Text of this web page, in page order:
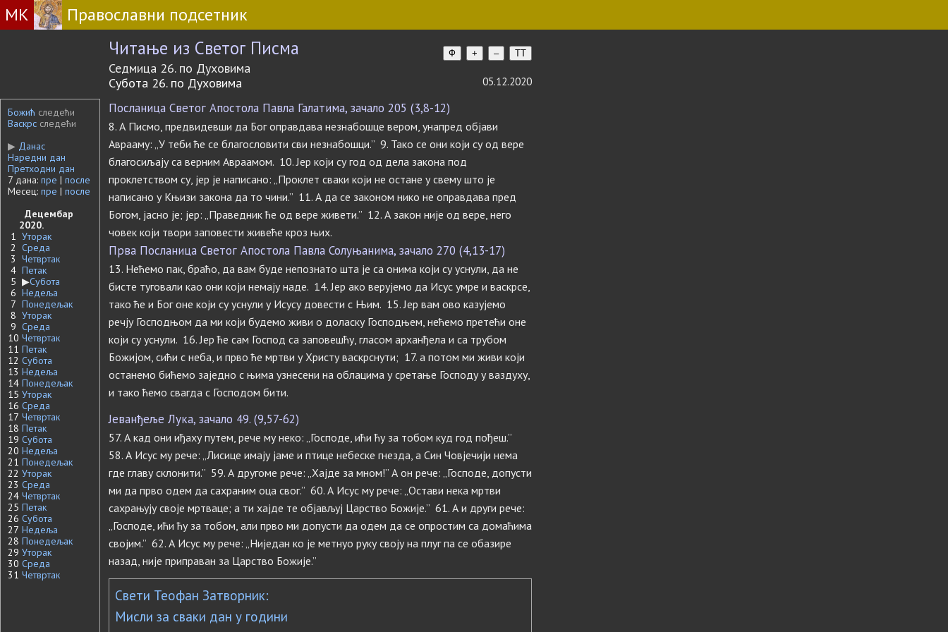
МК Православни подсетник
Читање из Светог Писма Ф + – TT
Седмица 26. по Духовима
Субота 26. по Духовима
05.12.2020
Божић следећи
Васкрс следећи
▶ Данас
Наредни дан
Претходни дан
7 дана: пре | после
Месец: пре | после
Децембар
2020.
1 Уторак
2 Среда
3 Четвртак
4 Петак
5 ▶Субота
6 Недеља
7 Понедељак
8 Уторак
9 Среда
10 Четвртак
11 Петак
12 Субота
13 Недеља
14 Понедељак
15 Уторак
16 Среда
17 Четвртак
18 Петак
19 Субота
20 Недеља
21 Понедељак
22 Уторак
23 Среда
24 Четвртак
25 Петак
26 Субота
27 Недеља
28 Понедељак
29 Уторак
30 Среда
31 Четвртак
Посланица Светог Апостола Павла Галатима, зачало 205 (3,8-12)
8. А Писмо, предвидевши да Бог оправдава незнабошце вером, унапред објави
Аврааму: „У теби ће се благословити сви незнабошци.” 9. Тако се они који су од вере
благосиљају са верним Авраамом. 10. Јер који су год од дела закона под
проклетством су, јер је написано: „Проклет сваки који не остане у свему што је
написано у Књизи закона да то чини.” 11. А да се законом нико не оправдава пред
Богом, јасно је; јер: „Праведник ће од вере живети.” 12. А закон није од вере, него
човек који твори заповести живеће кроз њих.
Прва Посланица Светог Апостола Павла Солуњанима, зачало 270 (4,13-17)
13. Нећемо пак, браћо, да вам буде непознато шта је са онима који су уснули, да не
бисте туговали као они који немају наде. 14. Јер ако верујемо да Исус умре и васкрсе,
тако ће и Бог оне који су уснули у Исусу довести с Њим. 15. Јер вам ово казујемо
речју Господњом да ми који будемо живи о доласку Господњем, нећемо претећи оне
који су уснули. 16. Јер ће сам Господ са заповешћу, гласом арханђела и са трубом
Божијом, сићи с неба, и прво ће мртви у Христу васкрснути; 17. а потом ми живи који
останемо бићемо заједно с њима узнесени на облацима у сретање Господу у ваздуху,
и тако ћемо свагда с Господом бити.
Јеванђеље Лука, зачало 49. (9,57-62)
57. А кад они иђаху путем, рече му неко: „Господе, ићи ћу за тобом куд год пођеш.”
58. А Исус му рече: „Лисице имају јаме и птице небеске гнезда, а Син Човјечији нема
где главу склонити.” 59. А другоме рече: „Хајде за мном!” А он рече: „Господе, допусти
ми да прво одем да сахраним оца свог.” 60. А Исус му рече: „Остави нека мртви
сахрањују своје мртваце; а ти хајде те објављуј Царство Божије.” 61. А и други рече:
„Господе, ићи ћу за тобом, али прво ми допусти да одем да се опростим са домаћима
својим.” 62. А Исус му рече: „Ниједан ко је метнуо руку своју на плуг па се обазире
назад, није приправан за Царство Божије.”
Свети Теофан Затворник:
Мисли за сваки дан у години